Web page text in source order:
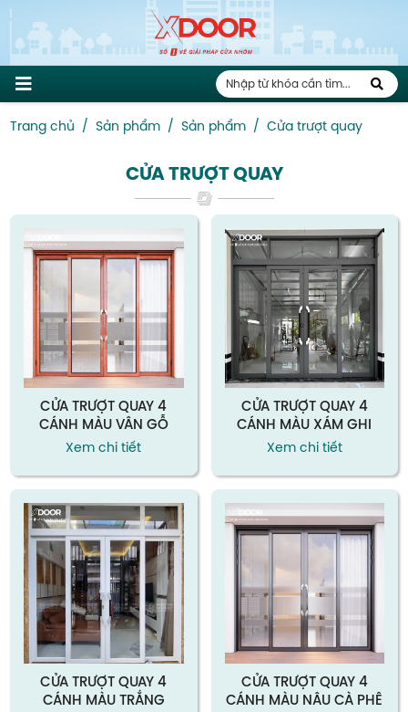
Trang chủ Sản phẩm Sản phẩm Cửa trượt quay
CỬA TRƯỢT QUAY
CỬA TRƯỢT QUAY 4
CÁNH MÀU VÂN GỖ
Xem chi tiết
CỬA TRƯỢT QUAY 4
CÁNH MÀU XÁM GHI
Xem chi tiết
CỬA TRƯỢT QUAY 4
CÁNH MÀU TRẮNG
CỬA TRƯỢT QUAY 4
CÁNH MÀU NÂU CÀ PHÊ